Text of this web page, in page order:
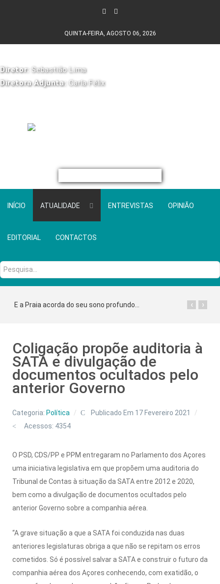
QUINTA-FEIRA, AGOSTO 06, 2026
Diretor: Sebastião Lima
Diretora Adjunta: Carla Félix
INÍCIO ATUALIDADE ENTREVISTAS OPINIÃO
EDITORIAL CONTACTOS
Pesquisa...
E a Praia acorda do seu sono profundo... ›
‹
Coligação propõe auditoria à
SATA e divulgação de
documentos ocultados pelo
anterior Governo
Categoria: Política
Publicado Em 17 Fevereiro 2021
Acessos: 4354
O PSD, CDS/PP e PPM entregaram no Parlamento dos Açores
uma iniciativa legislativa em que propõem uma auditoria do
Tribunal de Contas à situação da SATA entre 2012 e 2020,
bem como a divulgação de documentos ocultados pelo
anterior Governo sobre a companhia aérea.
“A grave situação a que a SATA foi conduzida nas duas
anteriores legislaturas obriga a que não se repitam os erros
cometidos. Só é possível salvar a SATA e construir o futuro da
companhia aérea dos Açores conhecendo, com exatidão, o